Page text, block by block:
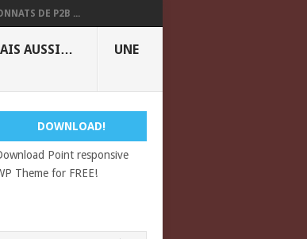
DE P2B ...
AUSSI… UNE
DOWNLOAD!
Point responsive
Theme for FREE!